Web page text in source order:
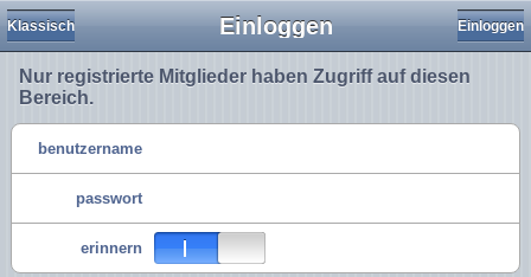
Einloggen
Klassisch Einloggen
Nur registrierte Mitglieder haben Zugriff auf diesen
Bereich.
benutzername
passwort
erinnern